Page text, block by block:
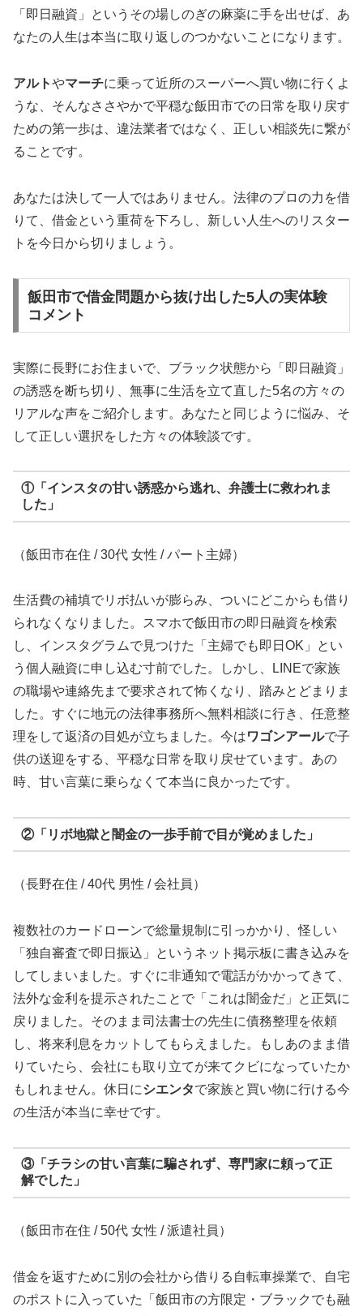
「即日融資」というその場しのぎの麻薬に手を出せば、あ
なたの人生は本当に取り返しのつかないことになります。
アルトやマーチに乗って近所のスーパーへ買い物に行くよ
うな、そんなささやかで平穏な飯田市での日常を取り戻す
ための第一歩は、違法業者ではなく、正しい相談先に繋が
ることです。
あなたは決して一人ではありません。法律のプロの力を借
りて、借金という重荷を下ろし、新しい人生へのリスター
トを今日から切りましょう。
飯田市で借金問題から抜け出した5人の実体験
コメント
実際に長野にお住まいで、ブラック状態から「即日融資」
の誘惑を断ち切り、無事に生活を立て直した5名の方々の
リアルな声をご紹介します。あなたと同じように悩み、そ
して正しい選択をした方々の体験談です。
①「インスタの甘い誘惑から逃れ、弁護士に救われま
した」
（飯田市在住 / 30代 女性 / パート主婦）
生活費の補填でリボ払いが膨らみ、ついにどこからも借り
られなくなりました。スマホで飯田市の即日融資を検索
し、インスタグラムで見つけた「主婦でも即日OK」とい
う個人融資に申し込む寸前でした。しかし、LINEで家族
の職場や連絡先まで要求されて怖くなり、踏みとどまりま
した。すぐに地元の法律事務所へ無料相談に行き、任意整
理をして返済の目処が立ちました。今はワゴンアールで子
供の送迎をする、平穏な日常を取り戻せています。あの
時、甘い言葉に乗らなくて本当に良かったです。
②「リボ地獄と闇金の一歩手前で目が覚めました」
（長野在住 / 40代 男性 / 会社員）
複数社のカードローンで総量規制に引っかかり、怪しい
「独自審査で即日振込」というネット掲示板に書き込みを
してしまいました。すぐに非通知で電話がかかってきて、
法外な金利を提示されたことで「これは闇金だ」と正気に
戻りました。そのまま司法書士の先生に債務整理を依頼
し、将来利息をカットしてもらえました。もしあのまま借
りていたら、会社にも取り立てが来てクビになっていたか
もしれません。休日にシエンタで家族と買い物に行ける今
の生活が本当に幸せです。
③「チラシの甘い言葉に騙されず、専門家に頼って正
解でした」
（飯田市在住 / 50代 女性 / 派遣社員）
借金を返すために別の会社から借りる自転車操業で、自宅
のポストに入っていた「飯田市の方限定・ブラックでも融